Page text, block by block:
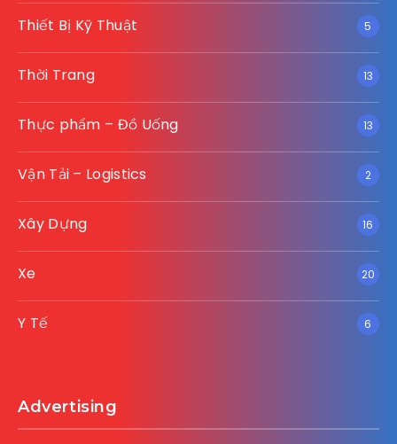
Thiết Bị Kỹ Thuật 5
Thời Trang 13
Thực phẩm – Đồ Uống 13
Vận Tải – Logistics 2
Xây Dựng 16
Xe 20
Y Tế 6
Advertising